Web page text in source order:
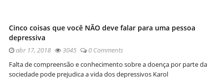
Cinco coisas que você NÃO deve falar para uma pessoa
depressiva
abr 17, 2018 3045
0 Comments
Falta de compreensão e conhecimento sobre a doença por parte da
sociedade pode prejudica a vida dos depressivos Karol